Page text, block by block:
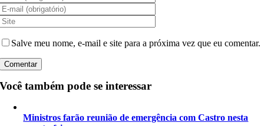
Salve meu nome, e-mail e site para a próxima vez que eu comentar.
Você também pode se interessar
Ministros farão reunião de emergência com Castro nesta